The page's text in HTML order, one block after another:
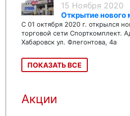
15 Ноября 2020
Открытие нового
С 01 октября 2020 г. открылся
торговой сети Спорткомплект.
Хабаровск ул. Флегонтова, 4а
ПОКАЗАТЬ ВСЕ
Акции